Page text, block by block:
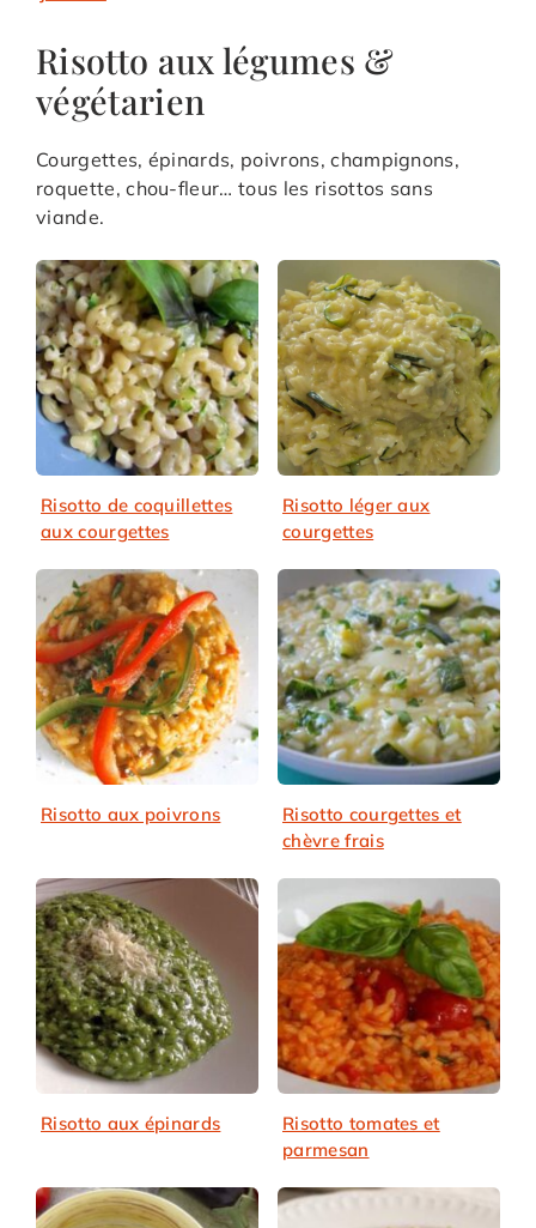
Risotto aux légumes &
végétarien
Courgettes, épinards, poivrons, champignons,
roquette, chou-fleur… tous les risottos sans
viande.
Risotto de coquillettes
aux courgettes
Risotto léger aux
courgettes
Risotto aux poivrons
Risotto courgettes et
chèvre frais
Risotto aux épinards
Risotto tomates et
parmesan